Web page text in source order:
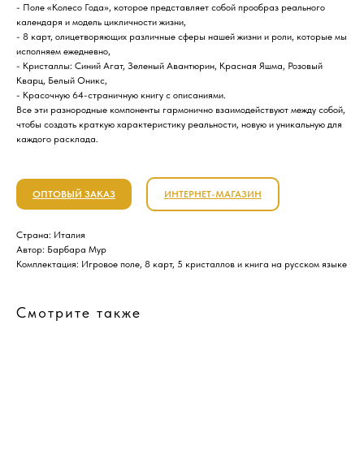
- Поле «Колесо Года», которое представляет собой прообраз реального
календаря и модель цикличности жизни,
- 8 карт, олицетворяющих различные сферы нашей жизни и роли, которые мы
исполняем ежедневно,
- Кристаллы: Синий Агат, Зеленый Авантюрин, Красная Яшма, Розовый
Кварц, Белый Оникс,
- Красочную 64-страничную книгу с описаниями.
Все эти разнородные компоненты гармонично взаимодействуют между собой,
чтобы создать краткую характеристику реальности, новую и уникальную для
каждого расклада.
ОПТОВЫЙ ЗАКАЗ ИНТЕРНЕТ-МАГАЗИН
Страна: Италия
Автор: Барбара Мур
Комплектация: Игровое поле, 8 карт, 5 кристаллов и книга на русском языке
Смотрите также